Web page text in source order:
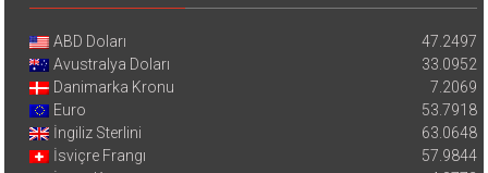
ABD Doları
47.2497
Avustralya Doları
33.0952
Danimarka Kronu
7.2069
Euro
53.7918
İngiliz Sterlini
63.0648
İsviçre Frangı
57.9844